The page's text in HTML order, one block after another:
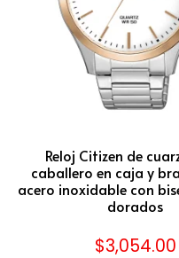
Reloj Citizen de
caballero en caja y
acero inoxidable con
dorados
$3,054.00